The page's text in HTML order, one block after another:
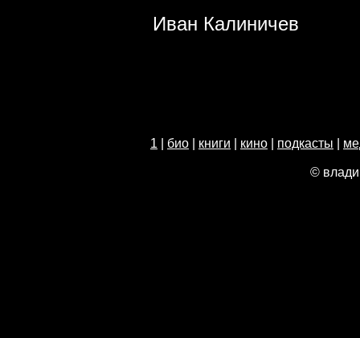
Иван Калиничев
1 био книги кино подкасты
©